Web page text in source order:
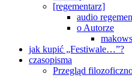
[regementarz]
audio
o Autorze
jak kupić „Festiwale…”?
czasopisma
Przegląd